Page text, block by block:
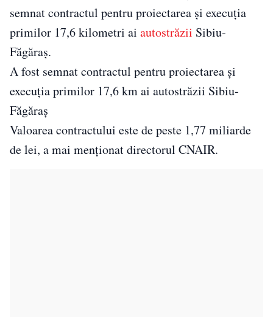
semnat contractul pentru proiectarea și execuția
primilor 17,6 kilometri ai autostrăzii Sibiu-
Făgăraș.
A fost semnat contractul pentru proiectarea şi
execuţia primilor 17,6 km ai autostrăzii Sibiu-
Făgăraş
Valoarea contractului este de peste 1,77 miliarde
de lei, a mai menționat directorul CNAIR.